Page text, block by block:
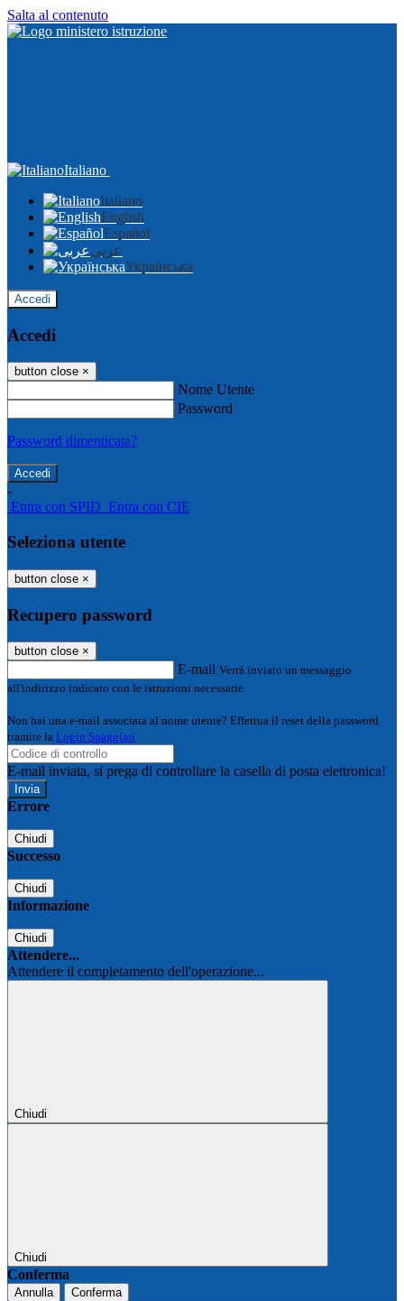
Salta al contenuto
Italiano
Italiano
English
Español
عربى
Українська
Accedi
Accedi
button close ×
Nome Utente
Password
Password dimenticata?
-
Entra con SPID Entra con CIE
Seleziona utente
button close ×
Recupero password
button close ×
E-mail Verrà inviato un messaggio
all'indirizzo indicato con le istruzioni necessarie.
Non hai una e-mail associata al nome utente? Effettua il reset della password
tramite la Login Spaggiari
E-mail inviata, si prega di controllare la casella di posta elettronica!
Errore
Chiudi
Successo
Chiudi
Informazione
Chiudi
Attendere...
Attendere il completamento dell'operazione...
Chiudi
Chiudi
Conferma
Annulla Conferma